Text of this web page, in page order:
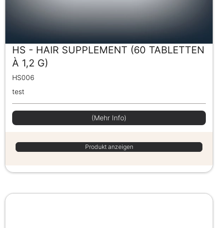
HS - HAIR SUPPLEMENT (60 TABLETTEN
À 1,2 G)
HS006
test
(Mehr Info)
Produkt anzeigen